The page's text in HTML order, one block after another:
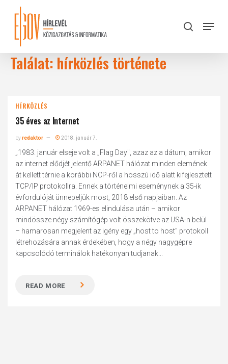
content
search
Menu
Találat: hírközlés története
HÍRKÖZLÉS
35 éves az Internet
byredaktor 2018. január 7.
„1983. január elseje volt a „Flag Day", azaz az a dátum, amikor
az internet elődjét jelentő ARPANET hálózat minden elemének
át kellett térnie a korábbi NCP-ről a hosszú idő alatt kifejlesztett
TCP/IP protokollra. Ennek a történelmi eseménynek a 35-ik
évfordulóját ünnepeljük most, 2018 első napjaiban. Az
ARPANET hálózat 1969-es elindulása után – amikor
mindössze négy számítógép volt összekötve az USA-n belül
– hamarosan megjelent az igény egy „host to host" protokoll
létrehozására annak érdekében, hogy a négy nagygépre
kapcsolódó terminálok hatékonyan tudjanak...
READ MORE
Close